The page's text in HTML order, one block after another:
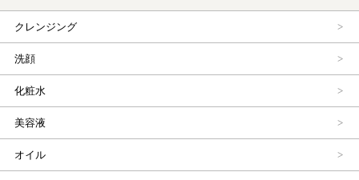
クレンジング
洗顔
化粧水
美容液
オイル